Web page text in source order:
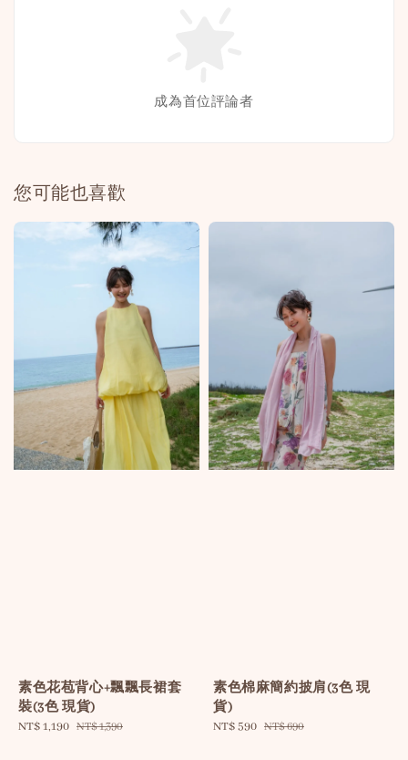
成為首位評論者
您可能也喜歡
素色花苞背心+飄飄長裙套
裝(3色 現貨)
Sale
NT$ 1,190 Regular
NT$ 1,390
素色棉麻簡約披肩(3色 現
貨)
Sale
NT$ 590 Regular
NT$ 690